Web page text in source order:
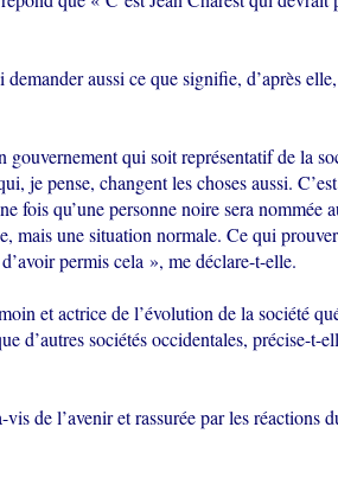
demander aussi ce que signifie, d’après
gouvernement qui soit représentatif de la
je pense, changent les choses aussi.
fois qu’une personne noire sera nommée
mais une situation normale. Ce qui
permis cela », me déclare-t-elle.
et actrice de l’évolution de la société
d’autres sociétés occidentales, précise-t-
de l’avenir et rassurée par les réactions